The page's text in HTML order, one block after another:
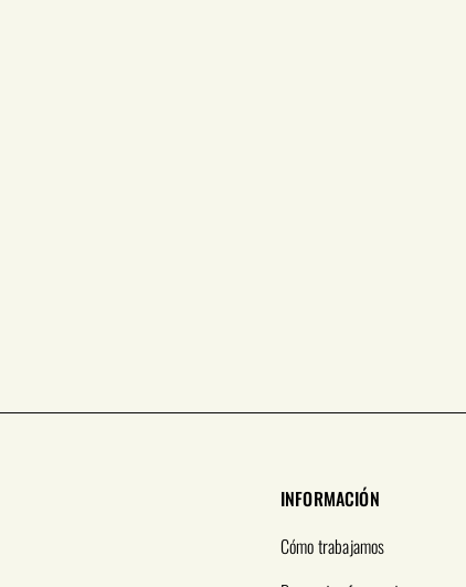
INFORMACIÓN
Cómo trabajamos